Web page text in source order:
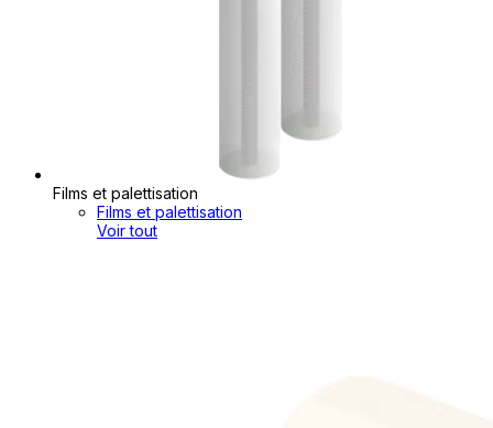
Films et palettisation
Films et palettisation
Voir tout